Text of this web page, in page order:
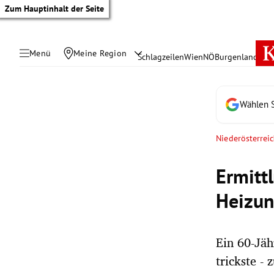
Zum Hauptinhalt der Seite
Menü Meine Region SchlagzeilenWienNÖBurgenland
Wählen
Ein 60-
trickste -